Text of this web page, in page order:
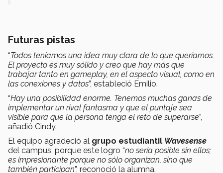
Futuras pistas
“Todos teníamos una idea muy clara de lo que queríamos.
El proyecto es muy sólido y creo que hay más que
trabajar tanto en gameplay, en el aspecto visual, como en
las conexiones y datos”, estableció Emilio.
“Hay una posibilidad enorme. Tenemos muchas ganas de
implementar un rival fantasma y que el puntaje sea
visible para que la persona tenga el reto de superarse”,
añadió Cindy.
El equipo agradeció al grupo estudiantil Wavesense
del campus, porque este logro “no sería posible sin ellos;
es impresionante porque no sólo organizan, sino que
también participan”, reconoció la alumna.